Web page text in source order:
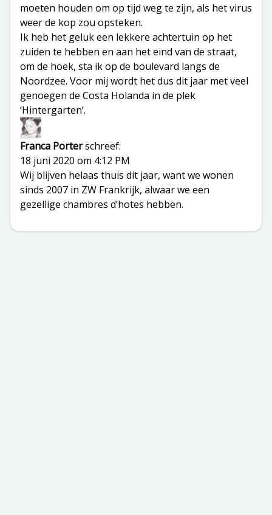
moeten houden om op tijd weg te zijn, als het virus
weer de kop zou opsteken.
Ik heb het geluk een lekkere achtertuin op het
zuiden te hebben en aan het eind van de straat,
om de hoek, sta ik op de boulevard langs de
Noordzee. Voor mij wordt het dus dit jaar met veel
genoegen de Costa Holanda in de plek
‘Hintergarten’.
Franca Porterschreef:
18 juni 2020 om 4:12 PM
Wij blijven helaas thuis dit jaar, want we wonen
sinds 2007 in ZW Frankrijk, alwaar we een
gezellige chambres d’hotes hebben.